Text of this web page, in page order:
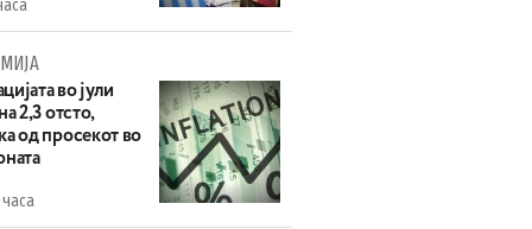
во јули
2,3 отсто,
од просекот во